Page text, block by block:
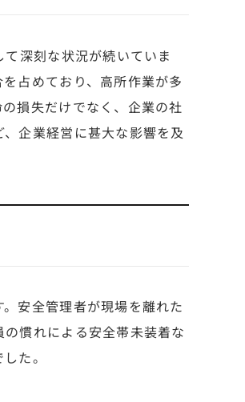
深刻な状況が続いていま
占めており、高所作業が多
損失だけでなく、企業の社
企業経営に甚大な影響を及
安全管理者が現場を離れた
慣れによる安全帯未装着な
た。